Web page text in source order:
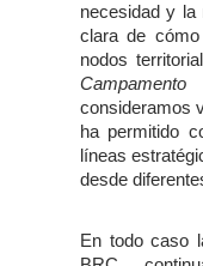
necesidad y la
clara de
consideramos
ha permitido
líneas
desde
En todo caso